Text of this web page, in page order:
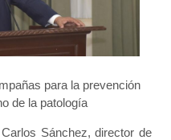
para la prevención
de la patología
Sánchez, director de